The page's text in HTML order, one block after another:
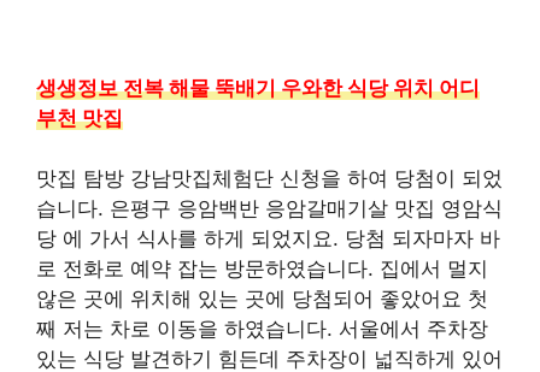
생생정보 전복 해물 뚝배기 우와한 식당 위치 어디
부천 맛집
맛집 탐방 강남맛집체험단 신청을 하여 당첨이 되었
습니다. 은평구 응암백반 응암갈매기살 맛집 영암식
당 에 가서 식사를 하게 되었지요. 당첨 되자마자 바
로 전화로 예약 잡는 방문하였습니다. 집에서 멀지
않은 곳에 위치해 있는 곳에 당첨되어 좋았어요 첫
째 저는 차로 이동을 하였습니다. 서울에서 주차장
있는 식당 발견하기 힘든데 주차장이 넓직하게 있어